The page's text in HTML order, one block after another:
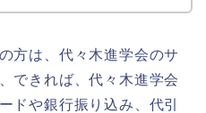
方は、代々木進学会のサ
できれば、代々木進学会
ドや銀行振り込み、代引